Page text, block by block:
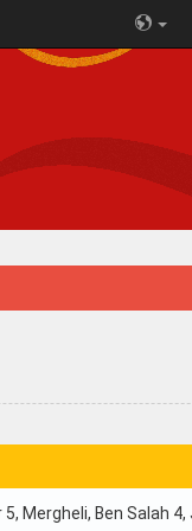
Mergheli, Ben Salah